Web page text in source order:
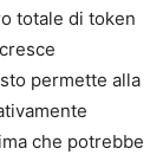
totale di token
permette alla
che potrebbe